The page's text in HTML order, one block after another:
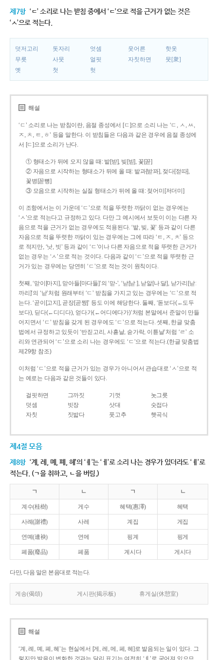
제7항 ‘ㄷ’ 소리로 나는 받침 중에서 ‘ㄷ’으로 적을 근거가 없는 것은
‘ㅅ’으로 적는다.
덧저고리 돗자리 엇셈 웃어른
핫옷
무릇
사뭇 얼핏 자칫하면
뭇[衆]
옛
첫 헛
해설
‘ㄷ’ 소리로 나는 받침이란, 음절 종성에서 [ㄷ]으로 소리 나는 ‘ㄷ, ㅅ, ㅆ,
ㅈ, ㅊ, ㅌ, ㅎ’ 등을 말한다. 이 받침들은 다음과 같은 경우에 음절 종성에
서 [ㄷ]으로 소리가 난다.
① 형태소가 뒤에 오지 않을 때: 밭[받], 빚[빋], 꽃[꼳]
② 자음으로 시작하는 형태소가 뒤에 올 때: 밭과[받꽈], 젖다[젇따],
꽃병[꼳뼝]
③ 모음으로 시작하는 실질 형태소가 뒤에 올 때: 젖어미[저더미]
이 조항에서는 이 가운데 ‘ㄷ’으로 적을 뚜렷한 까닭이 없는 경우에는
‘ㅅ’으로 적는다고 규정하고 있다. 다만 그 예시에서 보듯이 이는 다른 자
음으로 적을 근거가 없는 경우에도 적용된다. ‘밭, 빚, 꽃’ 등과 같이 다른
자음으로 적을 뚜렷한 까닭이 있는 경우에는 그에 따라 ‘ㅌ, ㅈ, ㅊ’ 등으
로 적지만, ‘낫, 빗’ 등과 같이 ‘ㄷ’이나 다른 자음으로 적을 뚜렷한 근거가
없는 경우는 ‘ㅅ’으로 적는 것이다. 다음과 같이 ‘ㄷ’으로 적을 뚜렷한 근
거가 있는 경우에는 당연히 ‘ㄷ’으로 적는 것이 원칙이다.
첫째, ‘맏이[마지], 맏아들[마다들]’의 ‘맏-’, ‘낟[낟ː], 낟알[나ː달], 낟가리[낟ː
까리]’의 ‘낟’처럼 원래부터 ‘ㄷ’ 받침을 가지고 있는 경우에는 ‘ㄷ’으로 적
는다. ‘곧이[고지], 곧장[곧짱]’ 등도 이에 해당한다. 둘째, ‘돋보다(←도두
보다), 딛다(←디디다), 얻다가(←어디에다가)’처럼 본말에서 준말이 만들
어지면서 ‘ㄷ’ 받침을 갖게 된 경우에도 ‘ㄷ’으로 적는다. 셋째, 한글 맞춤
법에서 규정하고 있듯이 ‘반짇고리, 사흗날, 숟가락, 이튿날’처럼 ‘ㄹ’ 소
리와 연관되어 ‘ㄷ’으로 소리 나는 경우에도 ‘ㄷ’으로 적는다.(한글 맞춤법
제29항 참조)
이처럼 ‘ㄷ’으로 적을 근거가 있는 경우가 아니어서 관습대로 ‘ㅅ’으로 적
는 예로는 다음과 같은 것들이 있다.
걸핏하면 그까짓 기껏
놋그릇
덧셈
빗장 삿대
숫접다
자칫
짓밟다 풋고추 햇곡식
제4절 모음
제8항 ‘계, 례, 몌, 폐, 혜’의 ‘ㅖ’는 ‘ㅔ’로 소리 나는 경우가 있더라도 ‘ㅖ’로
적는다. (ㄱ을 취하고, ㄴ을 버림.)
ㄱ ㄴ ㄱ ㄴ
계수(桂樹) 게수 혜택(惠澤) 헤택
사례(謝禮) 사레 계집 게집
연몌(連袂) 연메 핑계 핑게
폐품(廢品) 페품 계시다 게시다
다만, 다음 말은 본음대로 적는다.
게송(偈頌) 게시판(揭示板) 휴게실(休憩室)
해설
‘계, 례, 몌, 폐, 혜’는 현실에서 [게, 레, 메, 페, 헤]로 발음되는 일이 있다. 그
렇지만 발음이 변화한 것과는 달리 표기는 여전히 ‘ㅖ’로 굳어져 있으므